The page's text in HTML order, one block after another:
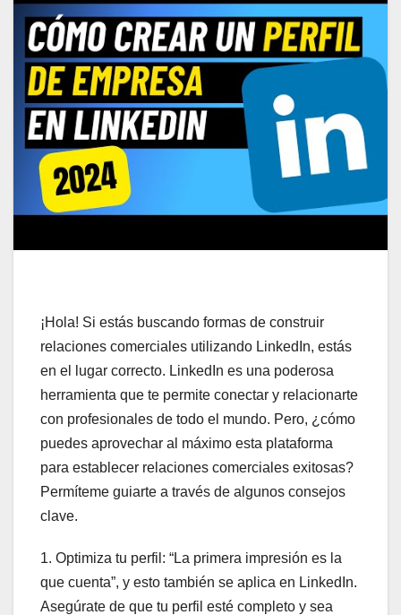
¡Hola! Si estás buscando formas de construir
relaciones comerciales utilizando LinkedIn, estás
en el lugar correcto. LinkedIn es una poderosa
herramienta que te permite conectar y relacionarte
con profesionales de todo el mundo. Pero, ¿cómo
puedes aprovechar al máximo esta plataforma
para establecer relaciones comerciales exitosas?
Permíteme guiarte a través de algunos consejos
clave.
1. Optimiza tu perfil: “La primera impresión es la
que cuenta”, y esto también se aplica en LinkedIn.
Asegúrate de que tu perfil esté completo y sea